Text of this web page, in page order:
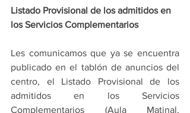
Listado Provisional de los admitidos en
los Servicios Complementarios
Les comunicamos que ya se encuentra
publicado en el tablón de anuncios del
centro, el Listado Provisional de los
admitidos en los Servicios
Complementarios (Aula Matinal,